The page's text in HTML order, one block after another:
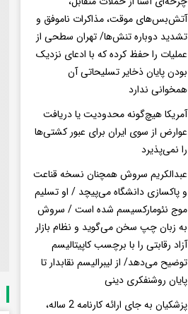
آتش‌بس‌های موقت، مذاکرات ناموفق و
تشدید دوباره تنش‌ها/ تهران سطحی از
عملیات را حفظ کرده که با ادعای نزدیک
بودن پایان ذخایر تسلیحاتی آن
همخوانی ندارد
آمریکا هیچ‌گونه محدودیت یا دریافت
عوارض از سوی ایران برای عبور کشتی‌ها
را نمی‌پذیرد
عبدالکریم سروش همچنان نسخه قناعت
و پاکسازی دانشگاه می‌پیچد / او تسلیم
موج نئومارکسیسم شده است / سروش
به زبان چپ سخن می‌گوید و نظام بازار
آزاد رقابتی را با برچسب کاپیتالیسم
توضیح می‌دهد/ از لیبرالیسم نقابدار تا
پایان روشنفکری دینی
پزشکیان به جای ارائه کارنامه 2 ساله،